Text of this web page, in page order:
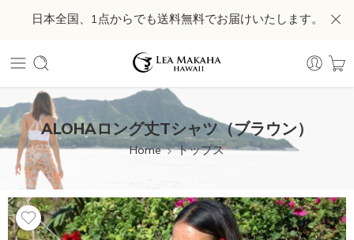
日本全国、1点からでも送料無料でお届けいたします。
ALOHAロング丈Tシャツ（ブラウン）
Home トップス